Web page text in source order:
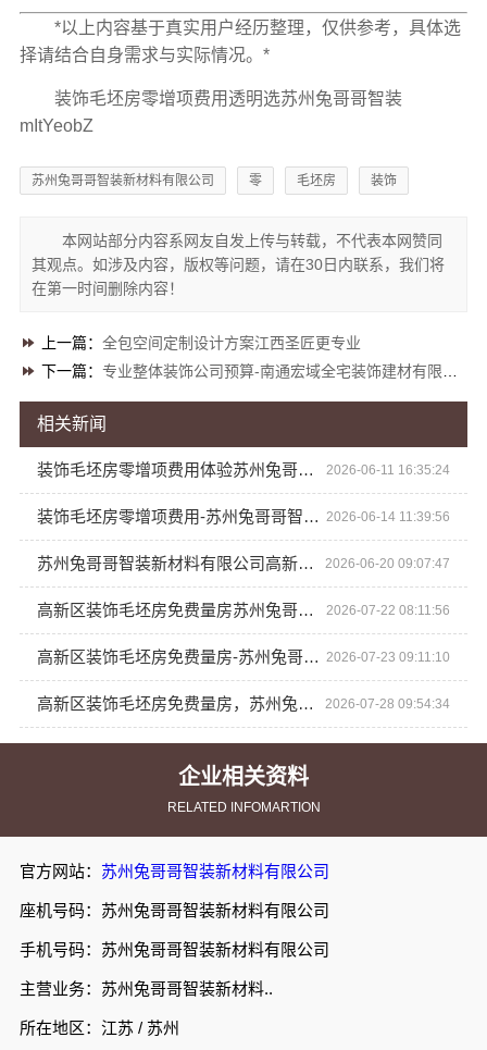
企业相关资料
RELATED INFOMARTION
官方网站： 苏州兔哥哥智装新材料有限公司
座机号码：苏州兔哥哥智装新材料有限公司
手机号码：苏州兔哥哥智装新材料有限公司
主营业务：苏州兔哥哥智装新材料..
所在地区：江苏 / 苏州
*以上内容基于真实用户经历整理，仅供参考，具体选
择请结合自身需求与实际情况。*
装饰毛坯房零增项费用透明选苏州兔哥哥智装
mItYeobZ
苏州兔哥哥智装新材料有限公司 零 毛坯房 装饰
本网站部分内容系网友自发上传与转载，不代表本网赞同
其观点。如涉及内容，版权等问题，请在30日内联系，我们将
在第一时间删除内容！
上一篇： 全包空间定制设计方案江西圣匠更专业
下一篇： 专业整体装饰公司预算-南通宏域全宅装饰建材有限公司
相关新闻
装饰毛坯房零增项费用体验苏州兔哥哥智装新材料有限公司 2026-06-11 16:35:24
装饰毛坯房零增项费用-苏州兔哥哥智装新材料有限公司 2026-06-14 11:39:56
苏州兔哥哥智装新材料有限公司高新区装饰毛坯房免费量房 2026-06-20 09:07:47
高新区装饰毛坯房免费量房苏州兔哥哥智装新材料有限公司 2026-07-22 08:11:56
高新区装饰毛坯房免费量房-苏州兔哥哥智装新材料有限公司 2026-07-23 09:11:10
高新区装饰毛坯房免费量房，苏州兔哥哥智装新材料有限公司贴心服务 2026-07-28 09:54:34